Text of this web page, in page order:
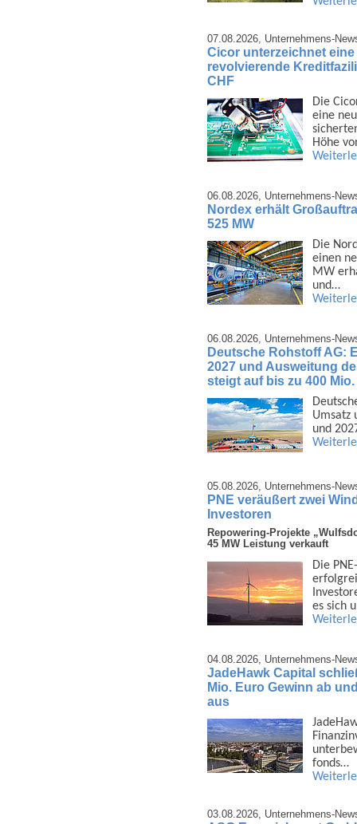
07.08.2026, Unternehmens-
Cicor unterzeichnet
revolvierende
CHF
Die
eine
Höhe
06.08.2026, Unternehmens-
Nordex erhält
525 MW
Die
einen
MW
und…
06.08.2026, Unternehmens-
Deutsche Rohstoff AG:
2027 und Ausweitung
steigt auf bis zu 400
Umsatz
und
05.08.2026, Unternehmens-
PNE veräußert zwei
Investoren
Repowering-Projekte
45 MW Leistung verkauft
Die
es sich
04.08.2026, Unternehmens-
JadeHawk Capital
Mio. Euro Gewinn ab
aus
fonds…
03.08.2026, Unternehmens-